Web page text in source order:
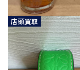
店頭買取